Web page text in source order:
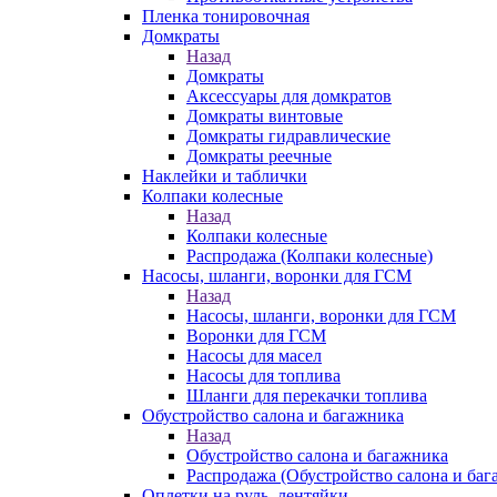
Пленка тонировочная
Домкраты
Назад
Домкраты
Аксессуары для домкратов
Домкраты винтовые
Домкраты гидравлические
Домкраты реечные
Наклейки и таблички
Колпаки колесные
Назад
Колпаки колесные
Распродажа (Колпаки колесные)
Насосы, шланги, воронки для ГСМ
Назад
Насосы, шланги, воронки для ГСМ
Воронки для ГСМ
Насосы для масел
Насосы для топлива
Шланги для перекачки топлива
Обустройство салона и багажника
Назад
Обустройство салона и багажника
Распродажа (Обустройство салона и